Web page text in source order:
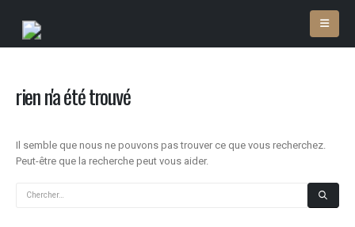
rien n'a été trouvé
Il semble que nous ne pouvons pas trouver ce que vous recherchez.
Peut-être que la recherche peut vous aider.